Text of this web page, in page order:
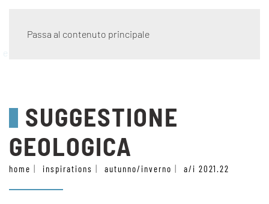
Passa al contenuto principale
eco wave
SUGGESTIONE
GEOLOGICA
home inspirations autunno/inverno a/i 2021.22